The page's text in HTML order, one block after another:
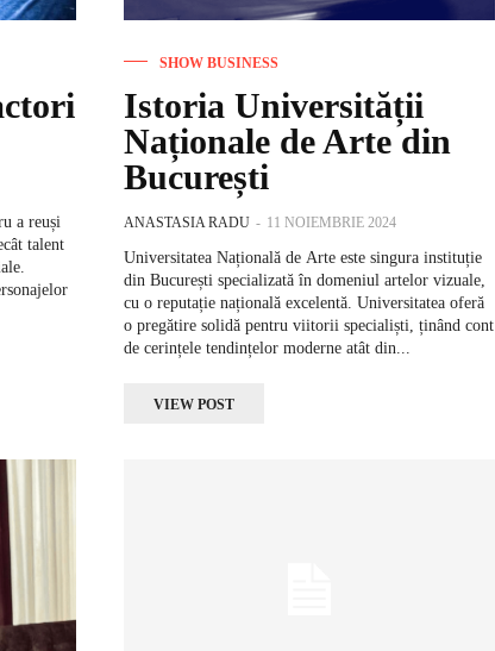
a reuși
talent
SHOW BUSINESS
Istoria Universității
Naționale de Arte din
București
ANASTASIA RADU - 11 NOIEMBRIE 2024
Universitatea Națională de Arte este singura instituție
din București specializată în domeniul artelor vizuale,
cu o reputație națională excelentă. Universitatea oferă
o pregătire solidă pentru viitorii specialiști, ținând cont
de cerințele tendințelor moderne atât din...
VIEW POST